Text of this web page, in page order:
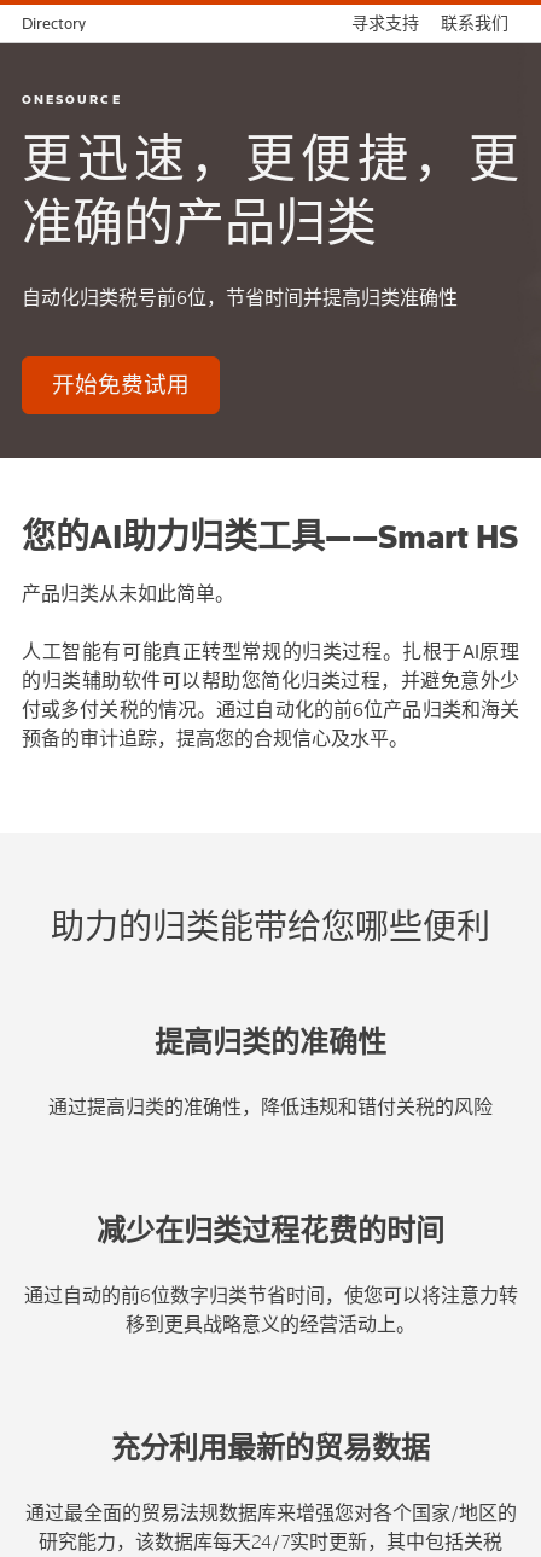
Directory 寻求支持 联系我们
ONESOURCE
更迅速，更便捷，更
准确的产品归类
自动化归类税号前6位，节省时间并提高归类准确性
开始免费试用
您的AI助力归类工具——Smart HS
产品归类从未如此简单。
人工智能有可能真正转型常规的归类过程。扎根于AI原理
的归类辅助软件可以帮助您简化归类过程，并避免意外少
付或多付关税的情况。通过自动化的前6位产品归类和海关
预备的审计追踪，提高您的合规信心及水平。
助力的归类能带给您哪些便利
提高归类的准确性
通过提高归类的准确性，降低违规和错付关税的风险
减少在归类过程花费的时间
通过自动的前6位数字归类节省时间，使您可以将注意力转
移到更具战略意义的经营活动上。
充分利用最新的贸易数据
通过最全面的贸易法规数据库来增强您对各个国家/地区的
研究能力，该数据库每天24/7实时更新，其中包括关税